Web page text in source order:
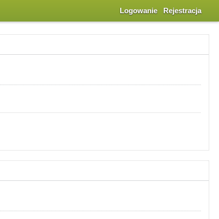
Logowanie Rejestracja